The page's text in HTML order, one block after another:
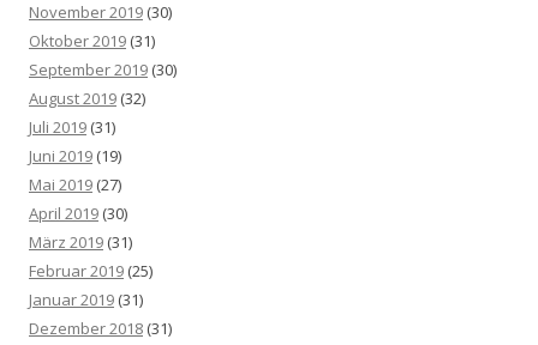
November 2019 (30)
Oktober 2019 (31)
September 2019 (30)
August 2019 (32)
Juli 2019 (31)
Juni 2019 (19)
Mai 2019 (27)
April 2019 (30)
März 2019 (31)
Februar 2019 (25)
Januar 2019 (31)
Dezember 2018 (31)